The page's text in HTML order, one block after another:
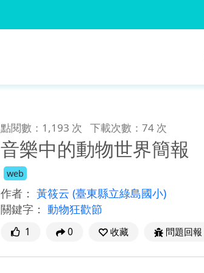
點閱數：1,193 次 下載次數：74 次
音樂中的動物世界簡報
web
作者： 黃筱云 (臺東縣立綠島國小)
關鍵字： 動物狂歡節
1 0 收藏 問題回報